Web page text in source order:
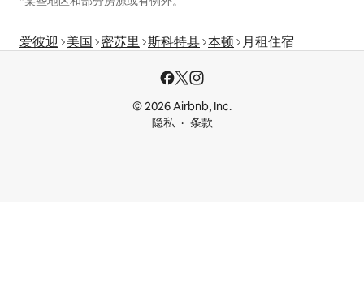
爱彼迎 美国 密苏里 斯科特县 本顿 月租住宿
© 2026 Airbnb, Inc.
隐私
条款